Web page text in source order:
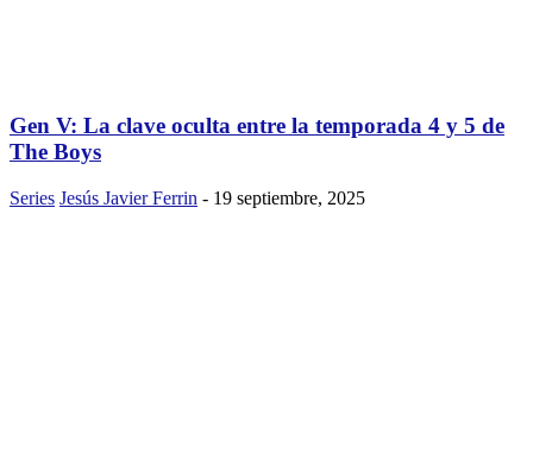
Gen V: La clave oculta entre la temporada 4 y 5 de
The Boys
Series Jesús Javier Ferrin - 19 septiembre, 2025